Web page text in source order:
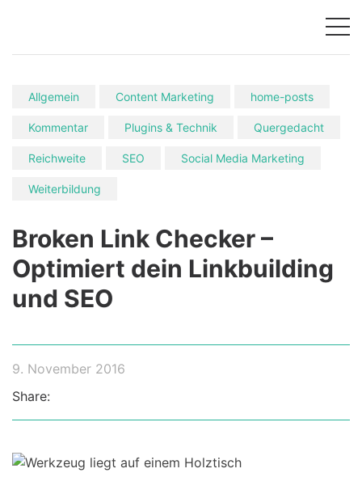
Allgemein Content Marketing home-posts
Kommentar Plugins & Technik Quergedacht
Reichweite SEO Social Media Marketing
Weiterbildung
Broken Link Checker –
Optimiert dein Linkbuilding
und SEO
9. November 2016
Share: